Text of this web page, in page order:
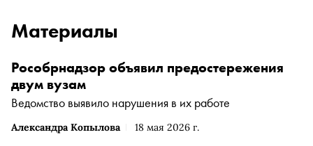
Материалы
Александра Копылова 18 мая 2026 г.
Рособрнадзор объявил предостережения
двум вузам
Ведомство выявило нарушения в их работе